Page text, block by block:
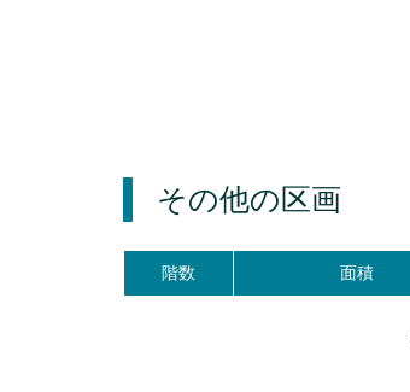
その他の区画
階数 面積